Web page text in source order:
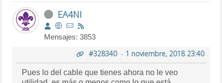
EA4NI
Mensajes: 3853
#328340- 1 noviembre, 2018 23:40
Pues lo del cable que tienes ahora no le veo